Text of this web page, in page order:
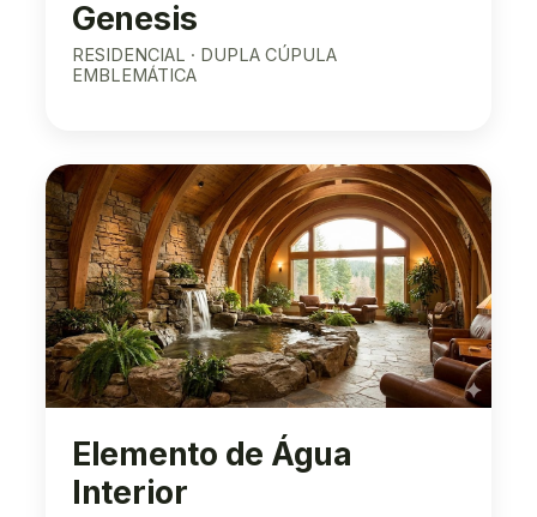
Genesis
RESIDENCIAL · DUPLA CÚPULA
EMBLEMÁTICA
Elemento de Água
Interior